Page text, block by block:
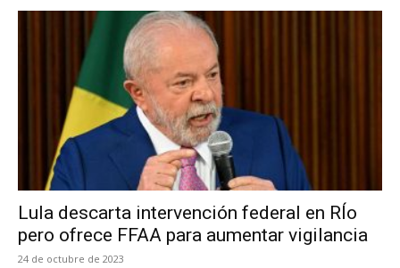
Lula descarta intervención federal en RÍo
pero ofrece FFAA para aumentar vigilancia
24 de octubre de 2023